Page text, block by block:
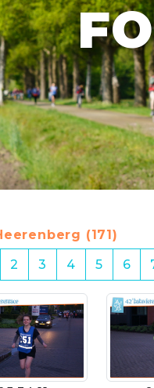
(171)
2 3 4 5 6